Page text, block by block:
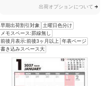
出荷オプションについて
早期出荷割引対象
土曜日色分け
メモスペース:罫線無し
前後月表示:前後3ヶ月以上
年表ページ
書き込みスペース大